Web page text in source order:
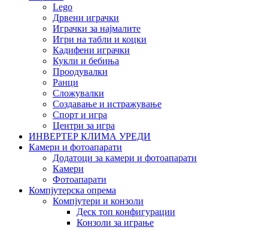
Lego
Дрвени играчки
Играчки за најмалите
Игри на табли и коцки
Кадифени играчки
Кукли и бебиња
Проодувалки
Ранци
Сложувалки
Создавање и истражување
Спорт и игра
Центри за игра
ИНВЕРТЕР КЛИМА УРЕДИ
Камери и фотоапарати
Додатоци за камери и фотоапарати
Камери
Фотоапарати
Компјутерска опрема
Компјутери и конзоли
Деск топ конфигурации
Конзоли за играње